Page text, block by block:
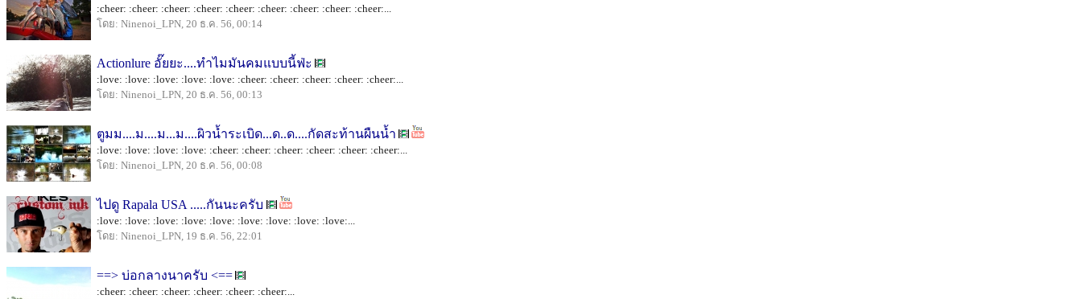
:cheer: :cheer: :cheer: :cheer: :cheer: :cheer: :cheer: :cheer: :cheer:...
โดย: Ninenoi_LPN, 20 ธ.ค. 56, 00:14
Actionlure อั๊ยยะ....ทำไมมันคมแบบนี้ฟ่ะ
:love: :love: :love: :love: :love: :cheer: :cheer: :cheer: :cheer: :cheer:...
โดย: Ninenoi_LPN, 20 ธ.ค. 56, 00:13
ตูมม....ม....ม...ม....ผิวน้ำระเบิด...ด..ด....กัดสะท้านผืนน้ำ
:love: :love: :love: :love: :cheer: :cheer: :cheer: :cheer: :cheer: :cheer:...
โดย: Ninenoi_LPN, 20 ธ.ค. 56, 00:08
ไปดู Rapala USA .....กันนะครับ
:love: :love: :love: :love: :love: :love: :love: :love: :love:...
โดย: Ninenoi_LPN, 19 ธ.ค. 56, 22:01
==> บ่อกลางนาครับ <==
:cheer: :cheer: :cheer: :cheer: :cheer: :cheer:...